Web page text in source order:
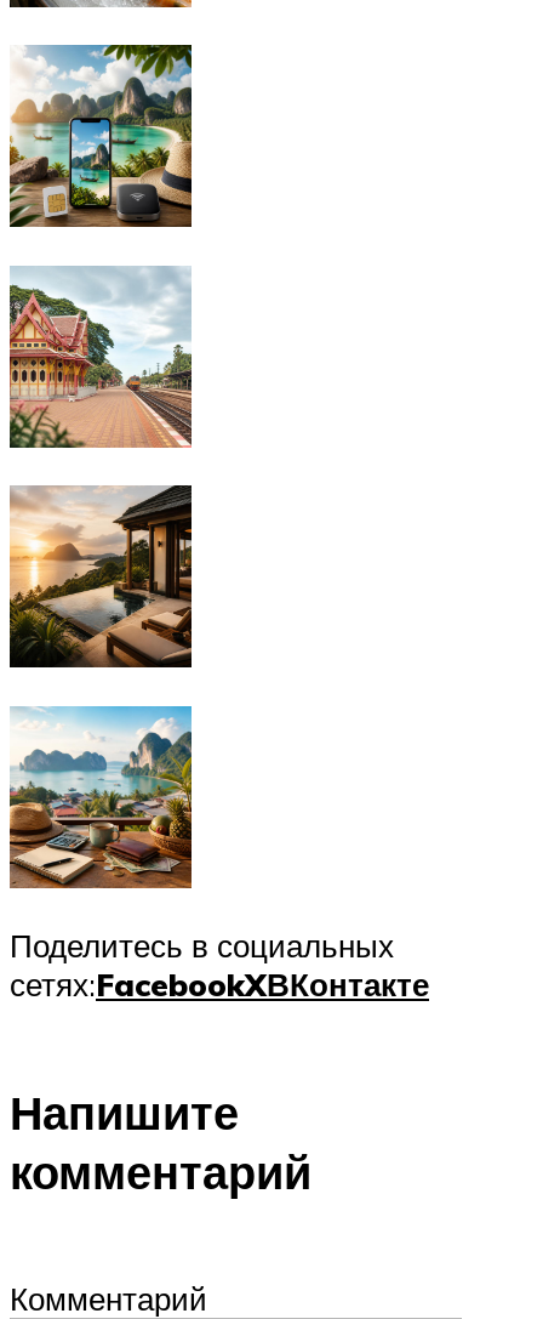
Поделитесь в социальных
сетях:FacebookXВКонтакте
Напишите
комментарий
Комментарий